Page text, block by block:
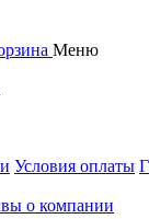
Меню
Условия оплаты
о компании